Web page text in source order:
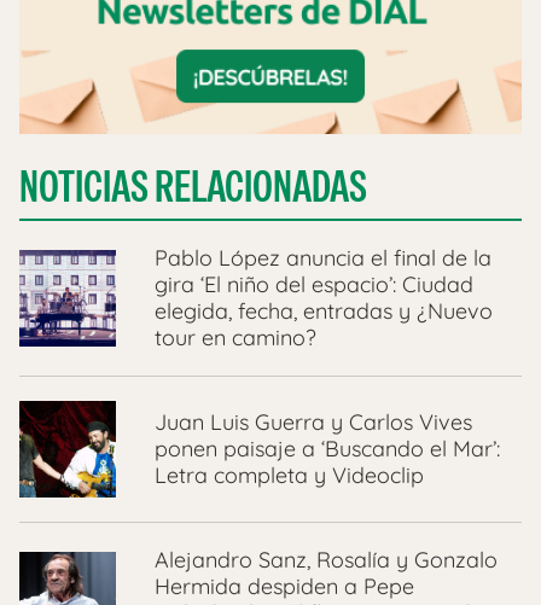
NOTICIAS RELACIONADAS
Pablo López anuncia el final de la
gira ‘El niño del espacio’: Ciudad
elegida, fecha, entradas y ¿Nuevo
tour en camino?
Juan Luis Guerra y Carlos Vives
ponen paisaje a ‘Buscando el Mar’:
Letra completa y Videoclip
Alejandro Sanz, Rosalía y Gonzalo
Hermida despiden a Pepe